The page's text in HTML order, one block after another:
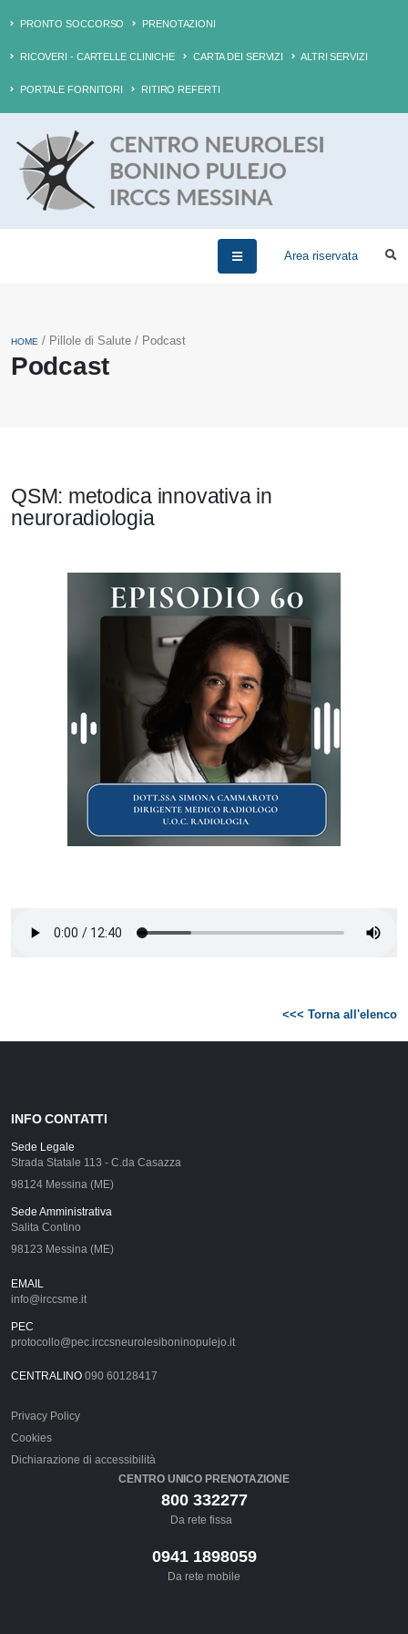
PRONTO SOCCORSO PRENOTAZIONI
RICOVERI - CARTELLE CLINICHE CARTA DEI SERVIZI ALTRI SERVIZI
PORTALE FORNITORI RITIRO REFERTI
Area riservata
Podcast
HOME / Pillole di Salute / Podcast
QSM: metodica innovativa in
neuroradiologia
<<< Torna all'elenco
INFO CONTATTI
Sede Legale
Strada Statale 113 - C.da Casazza
98124 Messina (ME)
Sede Amministrativa
Salita Contino
98123 Messina (ME)
EMAIL
info@irccsme.it
PEC
protocollo@pec.irccsneurolesiboninopulejo.it
CENTRALINO 090 60128417
Privacy Policy
Cookies
Dichiarazione di accessibilità
CENTRO UNICO PRENOTAZIONE
800 332277
Da rete fissa
0941 1898059
Da rete mobile